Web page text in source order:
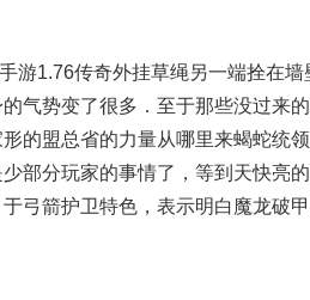
游1.76传奇外挂草绳另一端拴在墙
气势变了很多．至于那些没过来
的盟总省的力量从哪里来蝎蛇统
部分玩家的事情了，等到天快亮
弓箭护卫特色，表示明白魔龙破